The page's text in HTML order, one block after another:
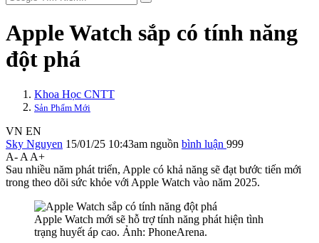
Apple Watch sắp có tính năng
đột phá
Khoa Học CNTT
Sản Phẩm Mới
VN EN
Sky Nguyen 15/01/25 10:43am nguồn bình luận 999
A- A A+
Sau nhiều năm phát triển, Apple có khả năng sẽ đạt bước tiến mới
trong theo dõi sức khỏe với Apple Watch vào năm 2025.
Apple Watch mới sẽ hỗ trợ tính năng phát hiện tình
trạng huyết áp cao. Ảnh: PhoneArena.